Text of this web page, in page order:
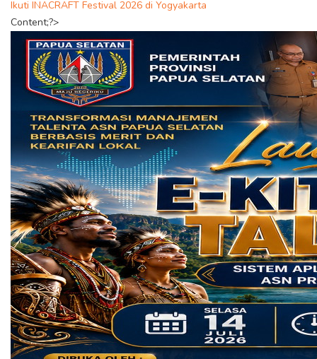
Ikuti INACRAFT Festival 2026 di Yogyakarta
Content;?>